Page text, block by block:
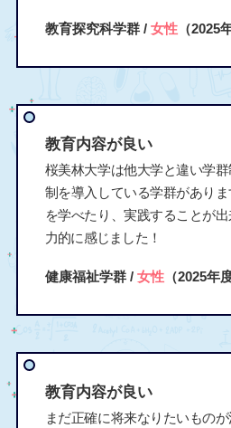
教育探究科学群 / 女性（2025
教育内容が良い
桜美林大学は他大学と違い学
制を導入している学群があり
を学べたり、実践することが
力的に感じました！
健康福祉学群 / 女性（2025年
教育内容が良い
まだ正確に将来なりたいもの